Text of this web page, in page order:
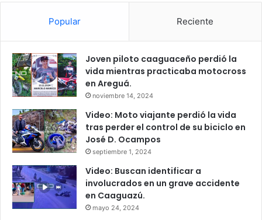
Popular Reciente
Joven piloto caaguaceño perdió la
vida mientras practicaba motocross
en Areguá.
noviembre 14, 2024
Video: Moto viajante perdió la vida
tras perder el control de su biciclo en
José D. Ocampos
septiembre 1, 2024
Video: Buscan identificar a
involucrados en un grave accidente
en Caaguazú.
mayo 24, 2024